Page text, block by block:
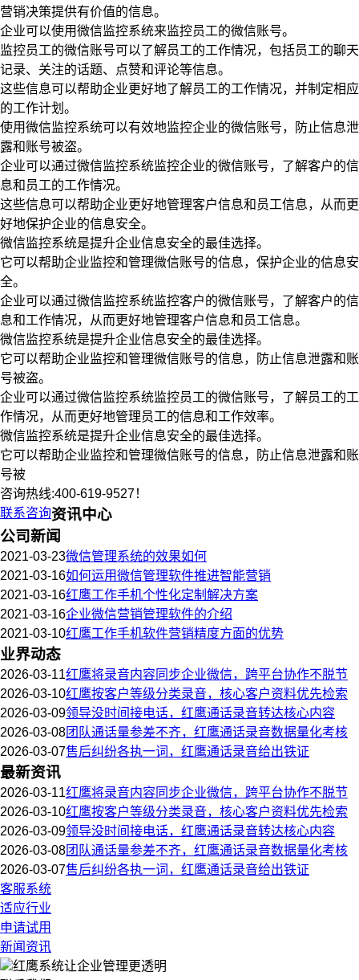
营销决策提供有价值的信息。
企业可以使用微信监控系统来监控员工的微信账号。
监控员工的微信账号可以了解员工的工作情况，包括员工的聊天
记录、关注的话题、点赞和评论等信息。
这些信息可以帮助企业更好地了解员工的工作情况，并制定相应
的工作计划。
使用微信监控系统可以有效地监控企业的微信账号，防止信息泄
露和账号被盗。
企业可以通过微信监控系统监控企业的微信账号，了解客户的信
息和员工的工作情况。
这些信息可以帮助企业更好地管理客户信息和员工信息，从而更
好地保护企业的信息安全。
微信监控系统是提升企业信息安全的最佳选择。
它可以帮助企业监控和管理微信账号的信息，保护企业的信息安
全。
企业可以通过微信监控系统监控客户的微信账号，了解客户的信
息和工作情况，从而更好地管理客户信息和员工信息。
微信监控系统是提升企业信息安全的最佳选择。
它可以帮助企业监控和管理微信账号的信息，防止信息泄露和账
号被盗。
企业可以通过微信监控系统监控员工的微信账号，了解员工的工
作情况，从而更好地管理员工的信息和工作效率。
微信监控系统是提升企业信息安全的最佳选择。
它可以帮助企业监控和管理微信账号的信息，防止信息泄露和账
号被
咨询热线:400-619-9527！
联系咨询资讯中心
公司新闻
2021-03-23微信管理系统的效果如何
2021-03-16如何运用微信管理软件推进智能营销
2021-03-16红鹰工作手机个性化定制解决方案
2021-03-16企业微信营销管理软件的介绍
2021-03-10红鹰工作手机软件营销精度方面的优势
业界动态
2026-03-11红鹰将录音内容同步企业微信，跨平台协作不脱节
2026-03-10红鹰按客户等级分类录音，核心客户资料优先检索
2026-03-09领导没时间接电话，红鹰通话录音转达核心内容
2026-03-08团队通话量参差不齐，红鹰通话录音数据量化考核
2026-03-07售后纠纷各执一词，红鹰通话录音给出铁证
最新资讯
2026-03-11红鹰将录音内容同步企业微信，跨平台协作不脱节
2026-03-10红鹰按客户等级分类录音，核心客户资料优先检索
2026-03-09领导没时间接电话，红鹰通话录音转达核心内容
2026-03-08团队通话量参差不齐，红鹰通话录音数据量化考核
2026-03-07售后纠纷各执一词，红鹰通话录音给出铁证
客服系统
适应行业
申请试用
新闻资讯
红鹰系统让企业管理更透明